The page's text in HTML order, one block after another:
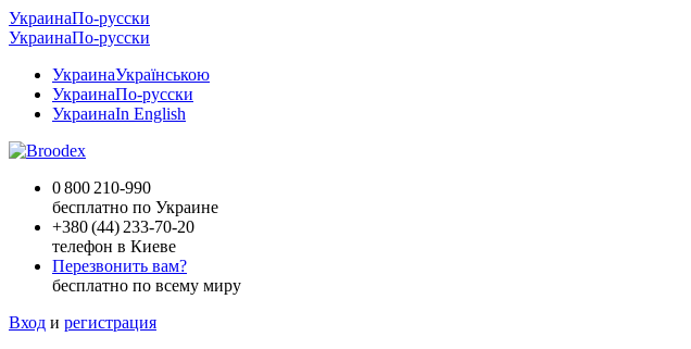
УкраинаПо-русски
УкраинаПо-русски
УкраинаУкраїнською
УкраинаПо-русски
УкраинаIn English
0 800 210-990
бесплатно по Украине
+380 (44) 233-70-20
телефон в Киеве
Перезвонить вам?
бесплатно по всему миру
Вход и регистрация